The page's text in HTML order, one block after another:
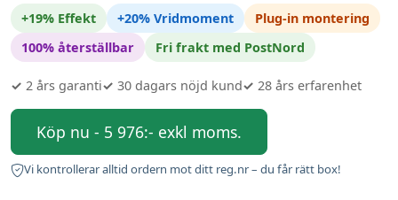
+19% Effekt +20% Vridmoment
Plug-in montering
100% återställbar
Fri frakt med PostNord
✓ 2 års garanti✓ 30 dagars nöjd kund✓ 28 års erfarenhet
Köp nu - 5 976:- exkl moms.
Vi kontrollerar alltid ordern mot ditt reg.nr – du får rätt box!